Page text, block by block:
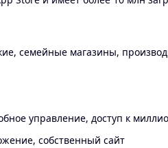
семейные магазины,
управление, доступ к
собственный сайт